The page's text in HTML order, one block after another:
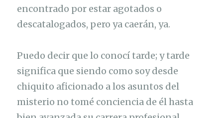
encontrado por estar agotados o
descatalogados, pero ya caerán, ya.
Puedo decir que lo conocí tarde; y tarde
significa que siendo como soy desde
chiquito aficionado a los asuntos del
misterio no tomé conciencia de él hasta